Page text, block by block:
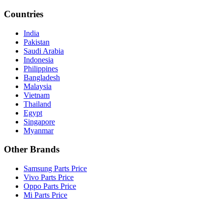
Countries
India
Pakistan
Saudi Arabia
Indonesia
Philippines
Bangladesh
Malaysia
Vietnam
Thailand
Egypt
Singapore
Myanmar
Other Brands
Samsung Parts Price
Vivo Parts Price
Oppo Parts Price
Mi Parts Price